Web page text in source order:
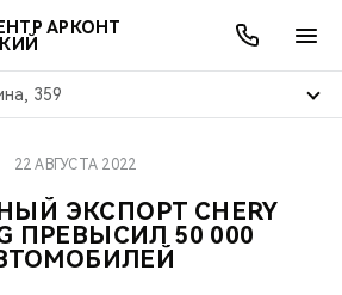
АРКОНТ
359
МОДЕЛИ
ПОКУПАТЕЛЯМ
ВЛАДЕЛЬЦАМ
МИР CHERY
АКЦИИ
СЕРВИСЫ
О КОМПАНИИ
ЭКСПОРТ CHERY
ПРЕВЫСИЛ 50 000
22 АВГУСТА 2022